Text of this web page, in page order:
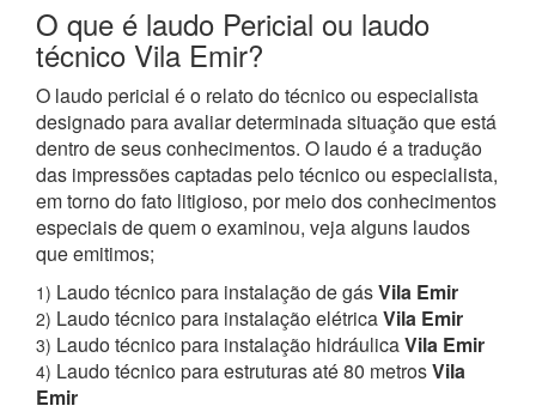
O que é laudo Pericial ou laudo
técnico Vila Emir?
O laudo pericial é o relato do técnico ou especialista
designado para avaliar determinada situação que está
dentro de seus conhecimentos. O laudo é a tradução
das impressões captadas pelo técnico ou especialista,
em torno do fato litigioso, por meio dos conhecimentos
especiais de quem o examinou, veja alguns laudos
que emitimos;
1) Laudo técnico para instalação de gásVila Emir
2) Laudo técnico para instalação elétricaVila Emir
3) Laudo técnico para instalação hidráulicaVila Emir
4) Laudo técnico para estruturas até 80 metrosVila
Emir